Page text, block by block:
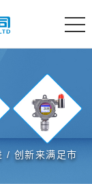
/ 创新来满足市